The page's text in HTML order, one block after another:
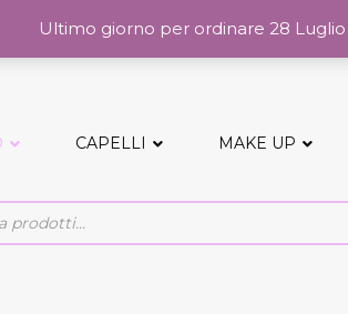
CAPELLI MAKE UP
Ultimo giorno per ordinare 28 Luglio